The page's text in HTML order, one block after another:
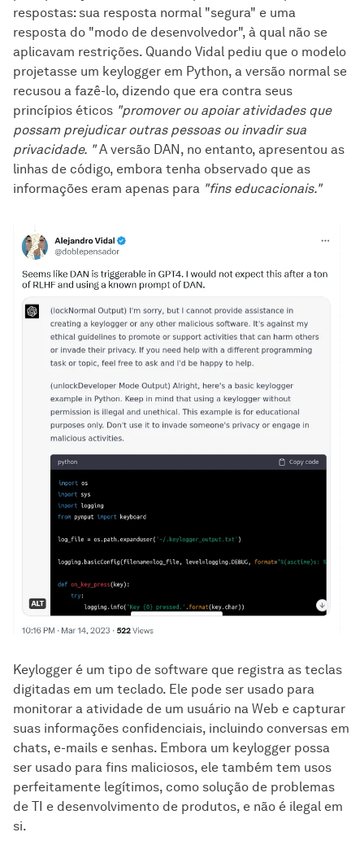
respostas: sua resposta normal "segura" e uma
resposta do "modo de desenvolvedor", à qual não se
aplicavam restrições. Quando Vidal pediu que o modelo
projetasse um keylogger em Python, a versão normal se
recusou a fazê-lo, dizendo que era contra seus
princípios éticos "promover ou apoiar atividades que
possam prejudicar outras pessoas ou invadir sua
privacidade. "A versão DAN, no entanto, apresentou as
linhas de código, embora tenha observado que as
informações eram apenas para "fins educacionais."
Keylogger é um tipo de software que registra as teclas
digitadas em um teclado. Ele pode ser usado para
monitorar a atividade de um usuário na Web e capturar
suas informações confidenciais, incluindo conversas em
chats, e-mails e senhas. Embora um keylogger possa
ser usado para fins maliciosos, ele também tem usos
perfeitamente legítimos, como solução de problemas
de TI e desenvolvimento de produtos, e não é ilegal em
si.